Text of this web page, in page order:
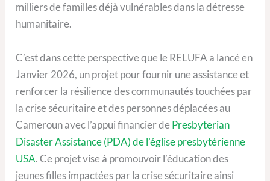
milliers de familles déjà vulnérables dans la détresse
humanitaire.
C’est dans cette perspective que le RELUFA a lancé en
Janvier 2026, un projet pour fournir une assistance et
renforcer la résilience des communautés touchées par
la crise sécuritaire et des personnes déplacées au
Cameroun avec l’appui financier dePresbyterian
Disaster Assistance (PDA) de l’église presbytérienne
USA. Ce projet vise à promouvoir l’éducation des
jeunes filles impactées par la crise sécuritaire ainsi